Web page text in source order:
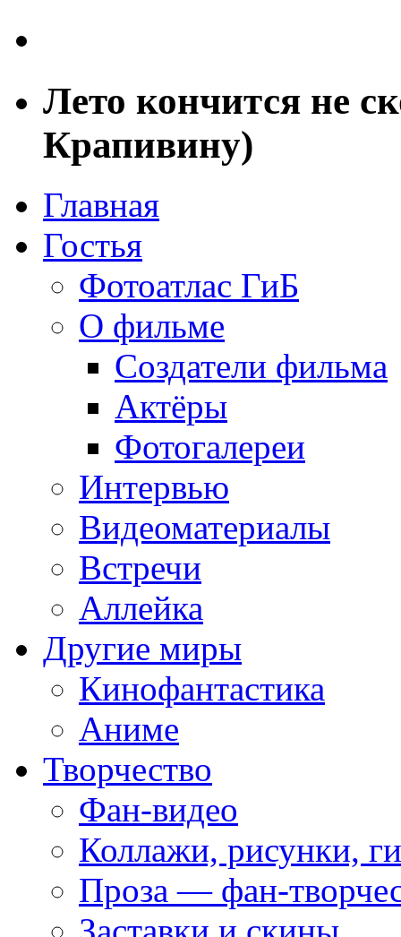
Лето кончится не
Крапивину)
Главная
Гостья
Фотоатлас ГиБ
О фильме
Создатели фильма
Актёры
Фотогалереи
Интервью
Видеоматериалы
Встречи
Аллейка
Другие миры
Кинофантастика
Аниме
Творчество
Фан-видео
Коллажи, рисунки,
Проза — фан-